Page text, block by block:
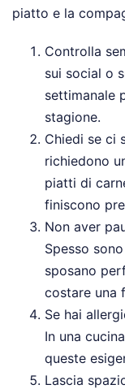
piatto e la
Controlla
sui social o
settimanale
stagione.
Chiedi se ci
richiedono
piatti di
finiscono
Non aver
Spesso
sposano
costare una
Se hai
In una
queste
Lascia